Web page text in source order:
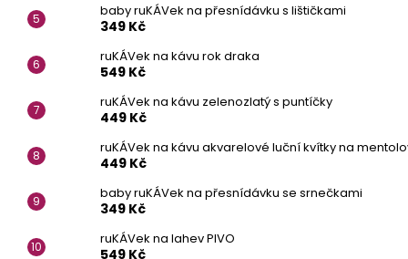
baby ruKÁVek na přesnídávku s lištičkami
349 Kč
ruKÁVek na kávu rok draka
549 Kč
ruKÁVek na kávu zelenozlatý s puntíčky
449 Kč
ruKÁVek na kávu akvarelové luční kvítky na
449 Kč
baby ruKÁVek na přesnídávku se srnečkami
349 Kč
ruKÁVek na lahev PIVO
549 Kč